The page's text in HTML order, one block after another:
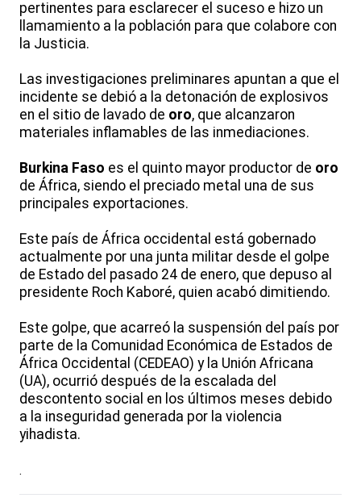
pertinentes para esclarecer el suceso e hizo un
llamamiento a la población para que colabore con
la Justicia.
Las investigaciones preliminares apuntan a que el
incidente se debió a la detonación de explosivos
en el sitio de lavado de oro, que alcanzaron
materiales inflamables de las inmediaciones.
Burkina Faso es el quinto mayor productor de oro
de África, siendo el preciado metal una de sus
principales exportaciones.
Este país de África occidental está gobernado
actualmente por una junta militar desde el golpe
de Estado del pasado 24 de enero, que depuso al
presidente Roch Kaboré, quien acabó dimitiendo.
Este golpe, que acarreó la suspensión del país por
parte de la Comunidad Económica de Estados de
África Occidental (CEDEAO) y la Unión Africana
(UA), ocurrió después de la escalada del
descontento social en los últimos meses debido
a la inseguridad generada por la violencia
yihadista.
.